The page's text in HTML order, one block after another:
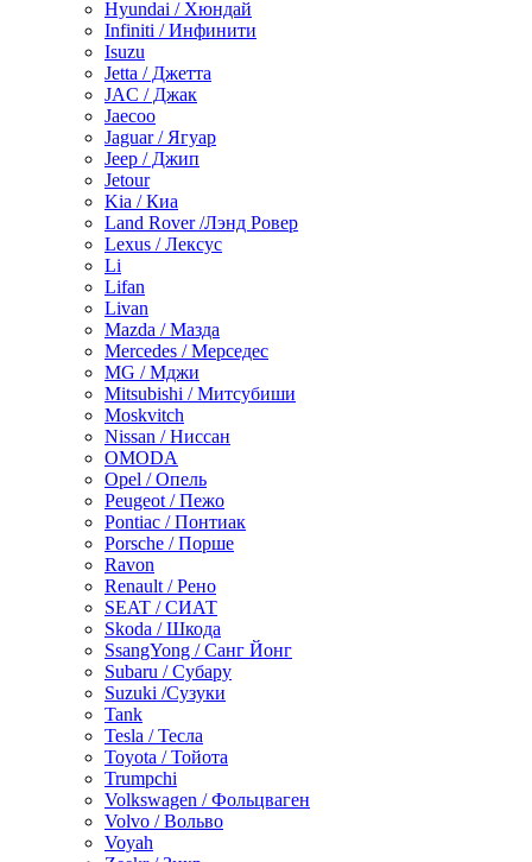
Hyundai / Хюндай
Infiniti / Инфинити
Isuzu
Jetta / Джетта
JAC / Джак
Jaecoo
Jaguar / Ягуар
Jeep / Джип
Jetour
Kia / Киа
Land Rover /Лэнд Ровер
Lexus / Лексус
Li
Lifan
Livan
Mazda / Мазда
Mercedes / Мерседес
MG / Мджи
Mitsubishi / Митсубиши
Moskvitch
Nissan / Ниссан
OMODA
Opel / Опель
Peugeot / Пежо
Pontiac / Понтиак
Porsche / Порше
Ravon
Renault / Рено
SEAT / СИАТ
Skoda / Шкода
SsangYong / Санг Йонг
Subaru / Субару
Suzuki /Сузуки
Tank
Tesla / Тесла
Toyota / Тойота
Trumpchi
Volkswagen / Фольцваген
Volvo / Вольво
Voyah